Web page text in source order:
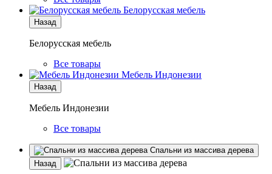
Белорусская мебель
Назад
Белорусская мебель
Все товары
Мебель Индонезии
Назад
Мебель Индонезии
Все товары
Спальни из массива дерева
Назад